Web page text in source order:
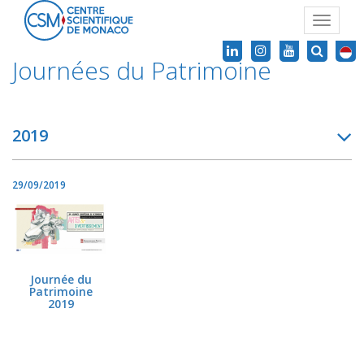
Toggle
Journées du Patrimoine
2019
29/09/2019
Journée du
Patrimoine
2019